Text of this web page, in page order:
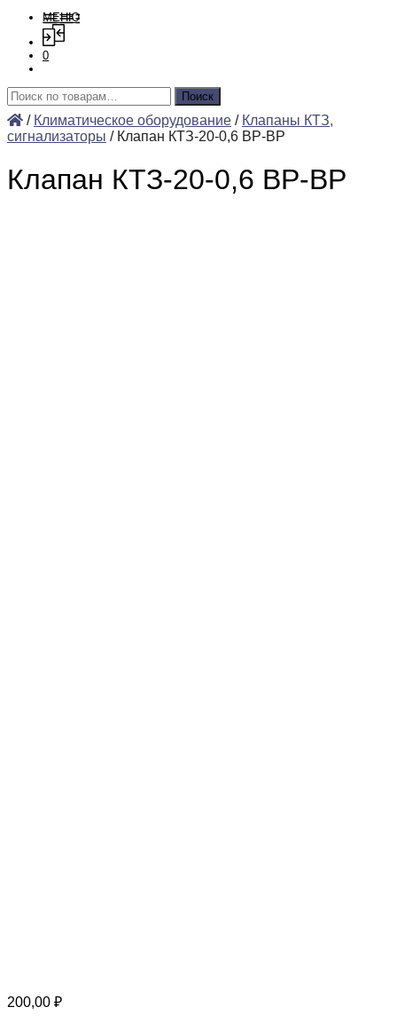
МЕНЮ
0
Искать: Поиск
/ Климатическое оборудование / Клапаны КТЗ,
сигнализаторы / Клапан КТЗ-20-0,6 ВР-ВР
Клапан КТЗ-20-0,6 ВР-ВР
200,00 ₽